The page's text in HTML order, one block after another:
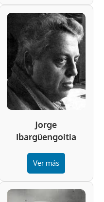
Jorge
Ibargüengoitia
Ver más